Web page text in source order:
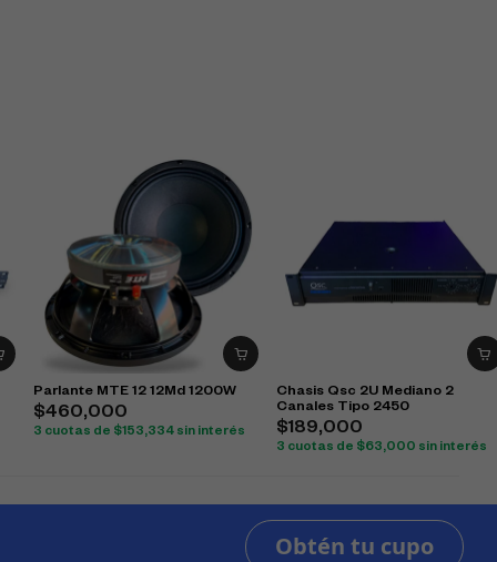
Parlante MTE 12 12Md 1200W
$460,000
3 cuotas de $153,334 sin interés
Chasis Qsc 2U Mediano 2
Canales Tipo 2450
$189,000
3 cuotas de $63,000 sin interés